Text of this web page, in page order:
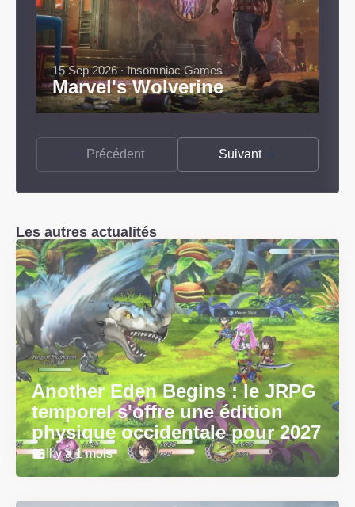
Marvel's Wolverine
15 Sep 2026 ∙ Insomniac Games
Précédent Suivant
Les autres actualités
Another Eden Begins : le JRPG
temporel s'offre une édition
physique occidentale pour 2027
Il y a 1 mois